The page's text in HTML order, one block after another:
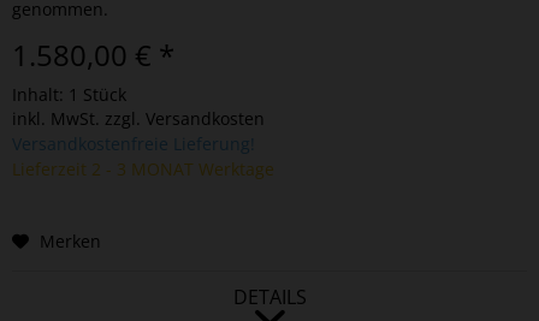
genommen.
1.580,00 € *
Inhalt: 1 Stück
inkl. MwSt. zzgl. Versandkosten
Versandkostenfreie Lieferung!
Lieferzeit 2 - 3 MONAT Werktage
Merken
DETAILS